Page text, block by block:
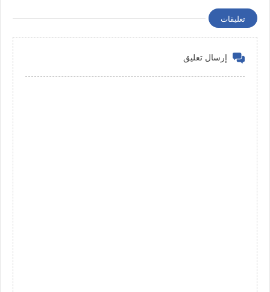
تعليقات
إرسال تعليق